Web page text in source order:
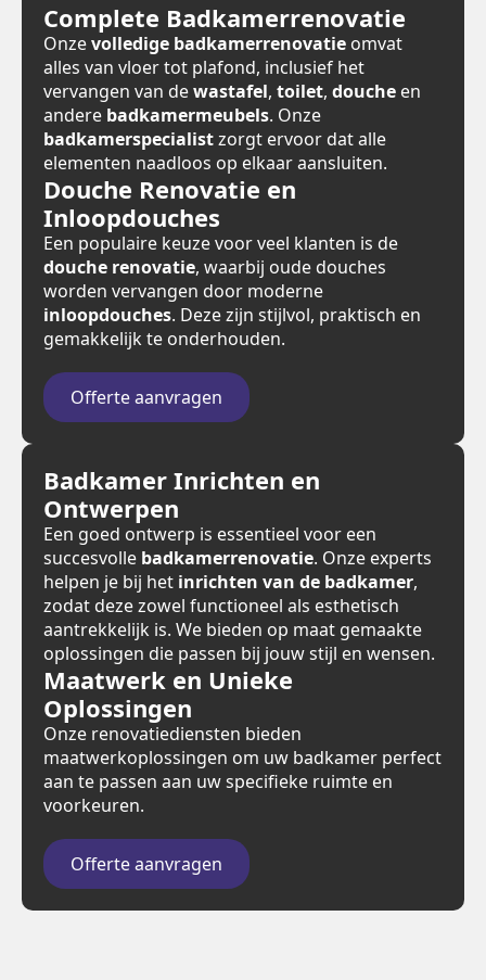
Complete Badkamerrenovatie
Onzevolledige badkamerrenovatie omvat
alles van vloer tot plafond, inclusief het
vervangen van dewastafel, toilet, douche en
andere badkamermeubels. Onze
badkamerspecialistzorgt ervoor dat alle
elementen naadloos op elkaar aansluiten.
Douche Renovatie en
Inloopdouches
Een populaire keuze voor veel klanten is de
douche renovatie, waarbij oude douches
worden vervangen door moderne
inloopdouches. Deze zijn stijlvol, praktisch en
gemakkelijk te onderhouden.
Offerte aanvragen
Badkamer Inrichten en
Ontwerpen
Een goed ontwerp is essentieel voor een
succesvolle badkamerrenovatie. Onze experts
helpen je bij het inrichten van de badkamer,
zodat deze zowel functioneel als esthetisch
aantrekkelijk is. We bieden op maat gemaakte
oplossingen die passen bij jouw stijl en wensen.
Maatwerk en Unieke
Oplossingen
Onze renovatiediensten bieden
maatwerkoplossingen om uw badkamer perfect
aan te passen aan uw specifieke ruimte en
voorkeuren.
Offerte aanvragen